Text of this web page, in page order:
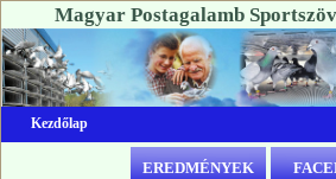
Magyar Postagalamb
Kezdőlap
Ugrás a főtartalomra
Ugrás a másodlagos tartalomra
EREDMÉNYEK